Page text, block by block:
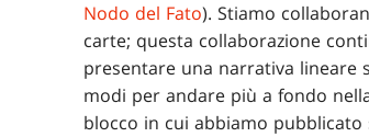
Nodo del Fato). Stiamo
carte; questa collaborazione
presentare una narrativa lineare
modi per andare più a fondo
blocco in cui abbiamo